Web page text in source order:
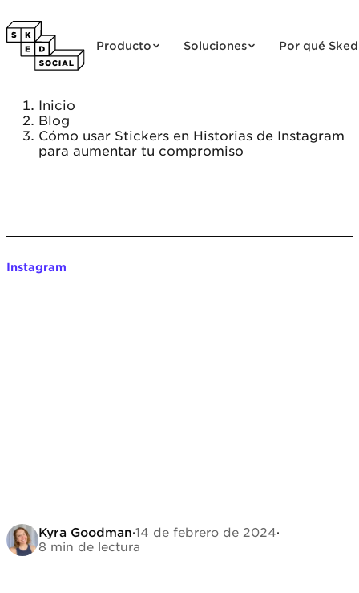
Producto Soluciones Por qué Sked
Inicio
Blog
Cómo usar Stickers en Historias de Instagram
para aumentar tu compromiso
Instagram
Kyra Goodman·14 de febrero de 2024·
8 min de lectura